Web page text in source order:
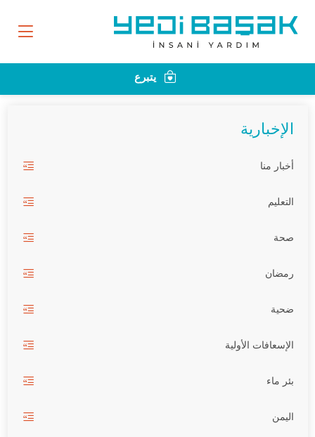
يتبرع
الإخبارية
أخبار منا
التعليم
صحة
رمضان
ضحية
الإسعافات الأولية
بئر ماء
اليمن